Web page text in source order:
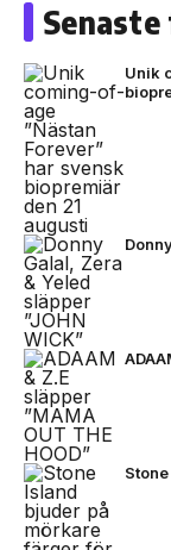
Unik